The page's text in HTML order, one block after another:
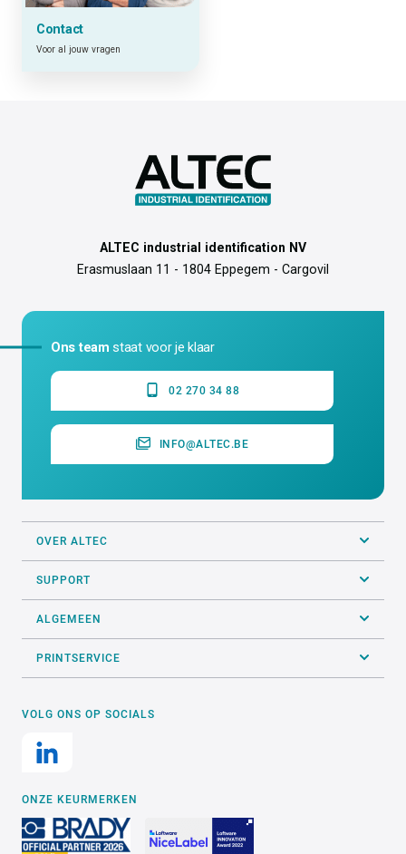
Contact
Voor al jouw vragen
ALTEC industrial identification NV
Erasmuslaan 11 - 1804 Eppegem - Cargovil
Ons team staat voor je klaar
02 270 34 88
INFO@ALTEC.BE
OVER ALTEC
SUPPORT
ALGEMEEN
PRINTSERVICE
VOLG ONS OP SOCIALS
ONZE KEURMERKEN